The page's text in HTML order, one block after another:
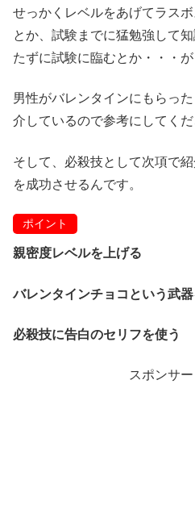
せっかくレベルをあげてラス
とか、試験までに猛勉強して
たずに試験に臨むとか・・・
男性がバレンタインにもらっ
介しているので参考にしてくだ
そして、必殺技として次項で
を成功させるんです。
ポイント
親密度レベルを上げる
バレンタインチョコという武器
必殺技に告白のセリフを使う
スポンサ